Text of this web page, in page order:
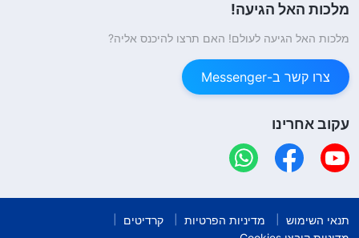
מלכות האל הגיעה!
מלכות האל הגיעה לעולם! האם תרצו להיכנס אליה?
צרו קשר ב-Messenger
עקוב אחרינו
תנאי השימוש מדיניות הפרטיות
קרדיטים